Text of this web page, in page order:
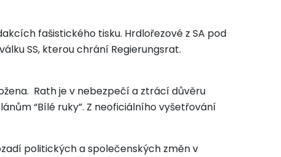
fašistického tisku. Hrdlořezové z SA pod
SS, kterou chrání Regierungsrat.
Rath je v nebezpečí a ztrácí důvěru
“Bílé ruky”. Z neoficiálního vyšetřování
politických a společenských změn v